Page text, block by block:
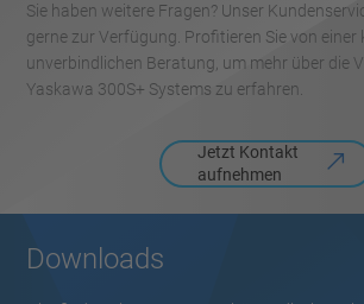
Sie haben weitere Fragen? Unser
gerne zur Verfügung. Profitieren Sie von einer
unverbindlichen Beratung, um mehr über die
Yaskawa 300S+ Systems zu erfahren.
Jetzt Kontakt
aufnehmen
Downloads